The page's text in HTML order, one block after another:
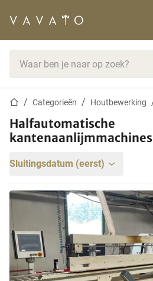
StartpaginaCategorieën Houtbewerking
Halfautomatische
kantenaanlijmmachines
Sluitingsdatum (eerst)